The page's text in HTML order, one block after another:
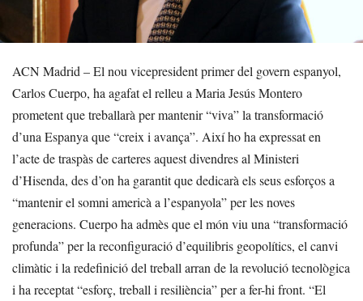
ACN Madrid – El nou vicepresident primer del govern espanyol,
Carlos Cuerpo, ha agafat el relleu a Maria Jesús Montero
prometent que treballarà per mantenir “viva” la transformació
d’una Espanya que “creix i avança”. Així ho ha expressat en
l’acte de traspàs de carteres aquest divendres al Ministeri
d’Hisenda, des d’on ha garantit que dedicarà els seus esforços a
“mantenir el somni americà a l’espanyola” per les noves
generacions. Cuerpo ha admès que el món viu una “transformació
profunda” per la reconfiguració d’equilibris geopolítics, el canvi
climàtic i la redefinició del treball arran de la revolució tecnològica
i ha receptat “esforç, treball i resiliència” per a fer-hi front. “El